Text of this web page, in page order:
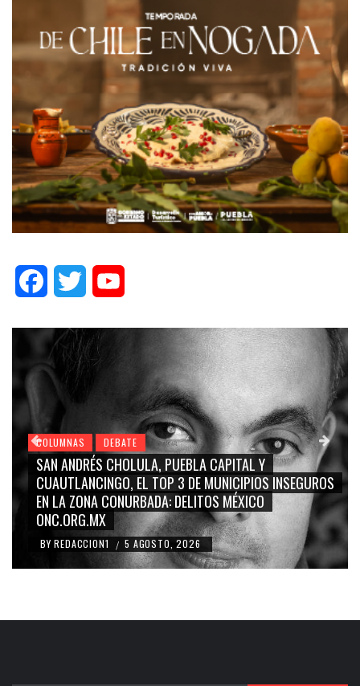
FacebookTwitter
COLUMNAS DEBATE
GRACE PALOMARES, NAY SALVATORI, SERGIO MAYER,
CARMEN SALINAS “LA CORCHOLATA”, CUAUHTÉMOC
BLANCO, SILVIA PINAL: LA TRIVIALIZACIÓN Y
RIDICULIZACIÓN DE LA REPRESENTACIÓN CIUDADANA
BY REDACCION1 / 4 AGOSTO, 2026